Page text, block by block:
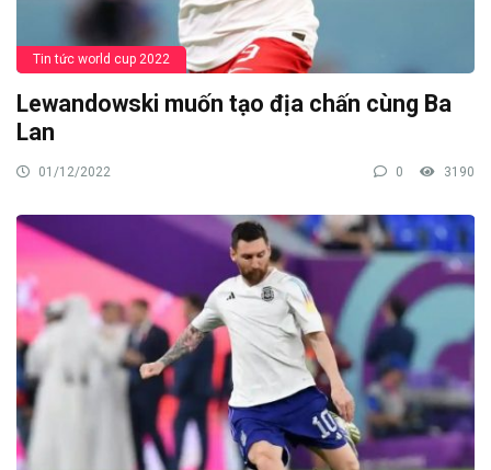
Tin tức world cup 2022
Lewandowski muốn tạo địa chấn cùng Ba
Lan
01/12/2022 0 3190